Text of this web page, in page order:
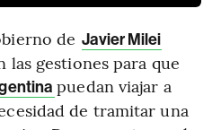
de Javier Milei
las gestiones para que
puedan viajar a
de tramitar una